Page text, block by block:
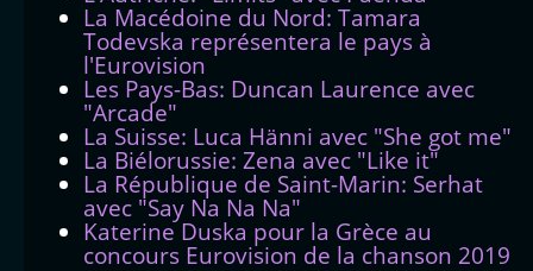
La Macédoine du Nord: Tamara
Todevska représentera le pays à
l'Eurovision
Les Pays-Bas: Duncan Laurence avec
"Arcade"
La Suisse: Luca Hänni avec "She got me"
La Biélorussie: Zena avec "Like it"
La République de Saint-Marin: Serhat
avec "Say Na Na Na"
Katerine Duska pour la Grèce au
concours Eurovision de la chanson 2019